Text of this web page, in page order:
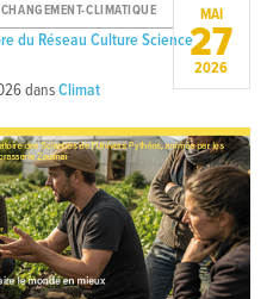
CHANGEMENT-CLIMATIQUE
du Réseau Culture Science
dansClimat
MAI
27
2026